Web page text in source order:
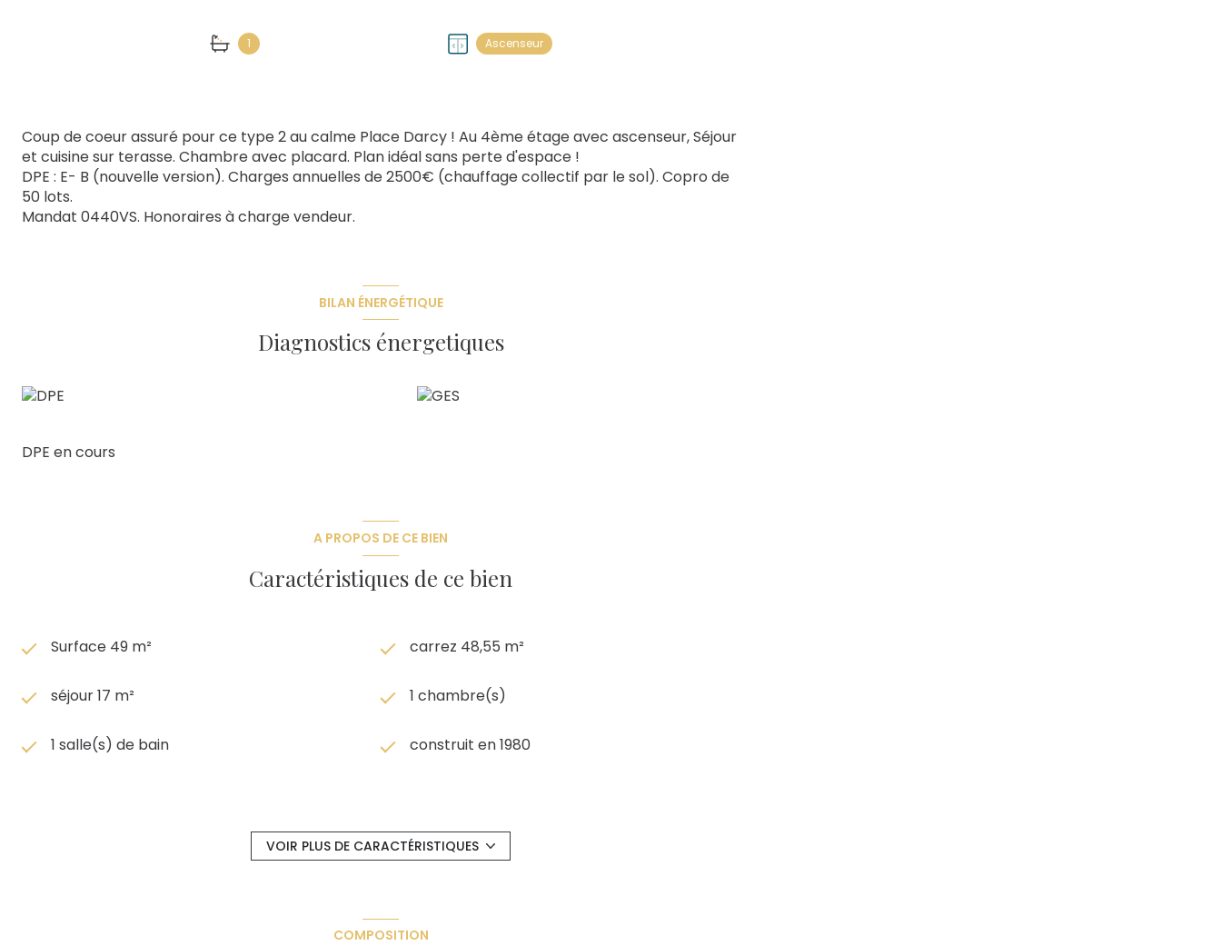
1 Ascenseur
Coup de coeur assuré pour ce type 2 au calme Place Darcy ! Au 4ème étage avec ascenseur, Séjour
et cuisine sur terasse. Chambre avec placard. Plan idéal sans perte d'espace !
DPE : E- B (nouvelle version). Charges annuelles de 2500€ (chauffage collectif par le sol). Copro de
50 lots.
Mandat 0440VS. Honoraires à charge vendeur.
BILAN ÉNERGÉTIQUE
Diagnostics énergetiques
DPE en cours
A PROPOS DE CE BIEN
Caractéristiques de ce bien
Surface 49 m² carrez 48,55 m²
séjour 17 m² 1 chambre(s)
1 salle(s) de bain construit en 1980
Chauffage collectif : au sol (gaz de ville) exposition Sud
VOIR PLUS DE CARACTÉRISTIQUES
COMPOSITION